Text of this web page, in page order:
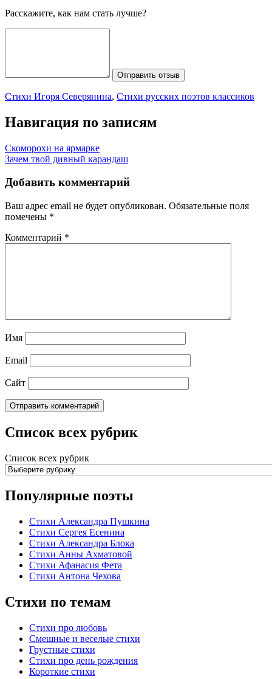
Расскажите, как нам стать лучше?
Отправить отзыв
Стихи Игоря Северянина, Стихи русских поэтов классиков
Навигация по записям
Скоморохи на ярмарке
Зачем твой дивный карандаш
Добавить комментарий
Ваш адрес email не будет опубликован. Обязательные поля
помечены *
Комментарий *
Имя
Email
Сайт
Список всех рубрик
Список всех рубрик
Популярные поэты
Стихи Александра Пушкина
Стихи Сергея Есенина
Стихи Александра Блока
Стихи Анны Ахматовой
Стихи Афанасия Фета
Стихи Антона Чехова
Стихи по темам
Стихи про любовь
Смешные и веселые стихи
Грустные стихи
Стихи про день рождения
Короткие стихи